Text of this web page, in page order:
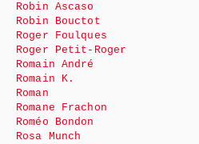
Robin Ascaso
Robin Bouctot
Roger Foulques
Roger Petit-Roger
Romain André
Romain K.
Roman
Romane Frachon
Roméo Bondon
Rosa Munch